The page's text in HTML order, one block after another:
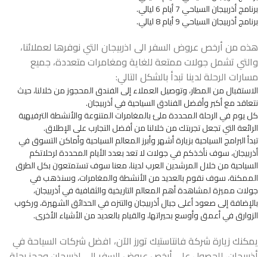
برنامج أذربيجان السياحي 7 أيام 6 ليالي.
برنامج أذربيجان السياحي 9 أيام 8 ليالي.
هذه من أرخص عروض السفر الى اذربيجان التي نوفرها لعملائنا،
والتي تشمل جولات ممتعة للغاية ومغامرات متعددة، جميع
مسارات الرحلة لدينا تبدأ بالشكل التالي:
الاستقبال من المطار، وتوصيل العملاء إلى الفندق المحجوز من خلالنا، حيث
نتعاقد مع أكبر وأفضل الفنادق السياحية في أذربيجان.
كل يوم في الرحلة المحددة ملئ بالمغامرات المتنوعة والأنشطة الترفيهية
الرائعة التي تجعل تجربتك من خلالنا من أفضل التجارب على الإطلاق.
تبدأ البرامج السياحية بزيارة أشهر وأبرز المعالم السياحية وأماكن التسوق في
أذربيجان، سوف نأخذكم في جولات لا تعد بعدد الأيام المحددة لرحلاتكم
السياحية من خلال المرشدين العرب لدينا، معنا سوف تستمتعون بكل الطرق
الممكنة، سوف نقوم بالعديد من الأنشطة والمغامرات، وسنذهب في
جولات مميزة لمشاهدة أهم المعالم التاريخية والثقافية في أذربيجان،
بالإضافة إلى صعود أعلى جبال أذربيجان والتنزه في الحدائق الشهيرة، وركوب
الزوارق في أعمق وأوسع بحيراتها، والقيام بالعديد من الأشياء الأخرى.
يمكنك زيارة شركة فانتاستيك تورز الآن، افضل شركات السياحةفي